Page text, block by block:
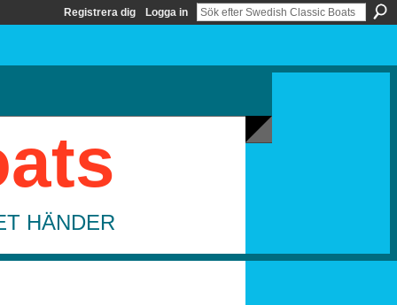
Registrera dig Logga in
HÄNDER